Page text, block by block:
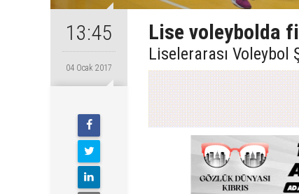
13:45
04 Ocak 2017
Lise voleybolda
Liselerarası